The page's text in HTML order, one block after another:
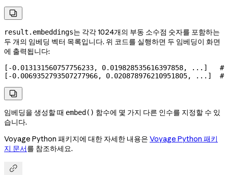

result.embeddings는 각각 1024개의 부동 소수점 숫자를 포함하는
두 개의 임베딩 벡터 목록입니다. 위 코드를 실행하면 두 임베딩이 화면
에 출력됩니다:
[-0.013131560757756233, 0.019828535616397858, ...]
[-0.0069352793507277966, 0.020878976210951805, ...]

임베딩을 생성할 때 embed() 함수에 몇 가지 다른 인수를 지정할 수 있
습니다.
Voyage Python 패키지에 대한 자세한 내용은 Voyage Python 패키
지 문서를 참조하세요.
